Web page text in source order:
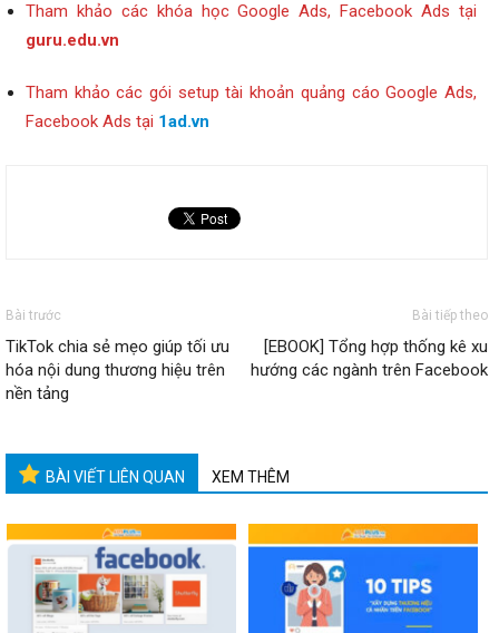
Tham khảo các khóa học Google Ads, Facebook Ads tại
guru.edu.vn
Tham khảo các gói setup tài khoản quảng cáo Google Ads,
Facebook Ads tại 1ad.vn
Bài trước
TikTok chia sẻ mẹo giúp tối ưu
hóa nội dung thương hiệu trên
nền tảng
Bài tiếp theo
[EBOOK] Tổng hợp thống kê xu
hướng các ngành trên Facebook
BÀI VIẾT LIÊN QUAN XEM THÊM